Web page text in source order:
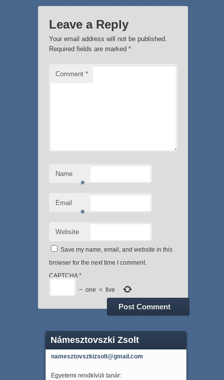
Leave a Reply
Your email address will not be published.
Required fields are marked *
Comment *
Name
*
Email
*
Website
Save my name, email, and website in this
browser for the next time I comment.
CAPTCHA*
− one = five
Námesztovszki Zsolt
namesztovszkizsolt@gmail.com
Egyetemi rendkívüli tanár: